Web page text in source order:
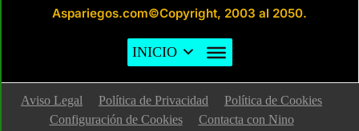
Aspariegos.com©Copyright, 2003 al 2050.
INICIO
Aviso Legal Política de Privacidad
Política de Cookies
Configuración de Cookies
Contacta con Nino